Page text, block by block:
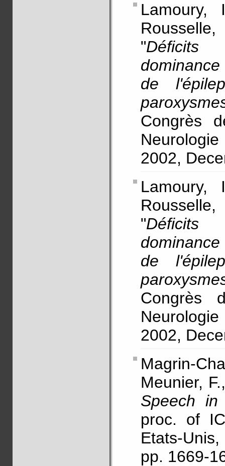
"Déficits
de
Congrès
2002,
"Déficits
de
Congrès
2002,
Magrin-
Meunier,
Speech in
proc. of
Etats-
pp. 1669-